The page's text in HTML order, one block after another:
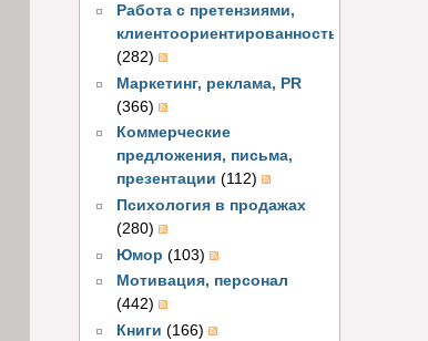
Работа с претензиями,
клиентоориентированность
(282)
Маркетинг, реклама, PR
(366)
Коммерческие
предложения, письма,
презентации (112)
Психология в продажах
(280)
Юмор (103)
Мотивация, персонал
(442)
Книги (166)